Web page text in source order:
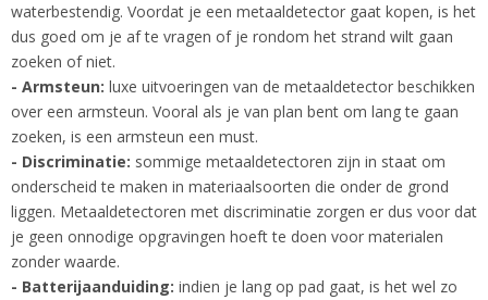
waterbestendig. Voordat je een metaaldetector gaat kopen, is het
dus goed om je af te vragen of je rondom het strand wilt gaan
zoeken of niet.
- Armsteun: luxe uitvoeringen van de metaaldetector beschikken
over een armsteun. Vooral als je van plan bent om lang te gaan
zoeken, is een armsteun een must.
- Discriminatie: sommige metaaldetectoren zijn in staat om
onderscheid te maken in materiaalsoorten die onder de grond
liggen. Metaaldetectoren met discriminatie zorgen er dus voor dat
je geen onnodige opgravingen hoeft te doen voor materialen
zonder waarde.
- Batterijaanduiding: indien je lang op pad gaat, is het wel zo